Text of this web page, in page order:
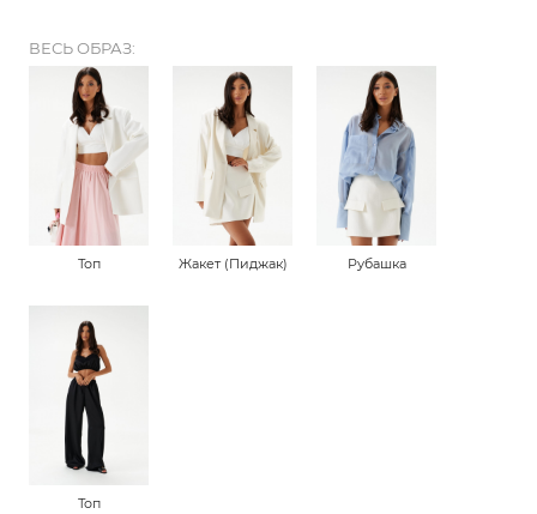
ВЕСЬ ОБРАЗ:
Топ Жакет (Пиджак) Рубашка
Топ